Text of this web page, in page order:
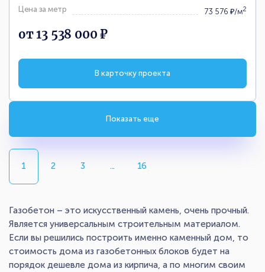
Цена за метр
73 576 ₽/м2
от 13 538 000 ₽
В карточку проекта
Показать еще
1 2 3 ... 16
Газобетон – это искусственный камень, очень прочный.
Является универсальным строительным материалом.
Если вы решились построить именно каменный дом, то
стоимость дома из газобетонных блоков будет на
порядок дешевле дома из кирпича, а по многим своим